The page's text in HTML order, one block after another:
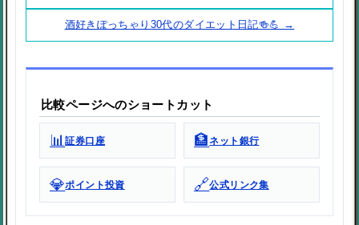
酒好きぽっちゃり30代のダイエット日記🍻💪 →
比較ページへのショートカット
📊証券口座 🏦ネット銀行
💎ポイント投資 🔗公式リンク集